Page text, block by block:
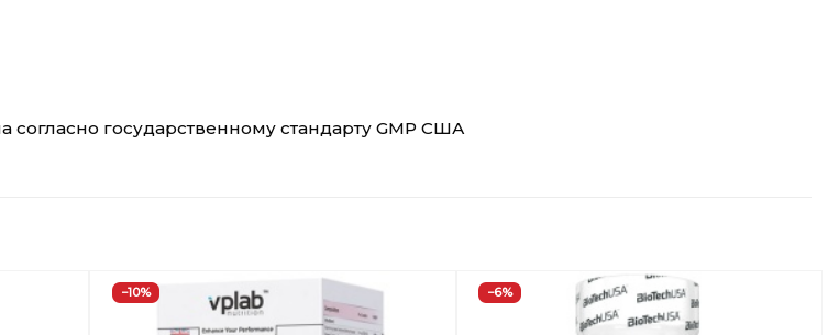
согласно государственному стандарту GMP США
−10% −6%